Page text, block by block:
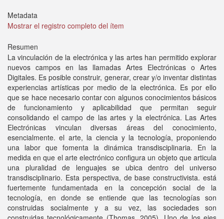
Metadata
Mostrar el registro completo del ítem
Resumen
La vinculación de la electrónica y las artes han permitido explorar
nuevos campos en las llamadas Artes Electrónicas o Artes
Digitales. Es posible construir, generar, crear y/o inventar distintas
experiencias artísticas por medio de la electrónica. Es por ello
que se hace necesario contar con algunos conocimientos básicos
de funcionamiento y aplicabilidad que permitan seguir
consolidando el campo de las artes y la electrónica. Las Artes
Electrónicas vinculan diversas áreas del conocimiento,
esencialmente. el arte, la ciencia y la tecnología, proponiendo
una labor que fomenta la dinámica transdisciplinaria. En la
medida en que el arte electrónico configura un objeto que articula
una pluralidad de lenguajes se ubica dentro del universo
transdisciplinario. Esta perspectiva, de base constructivista. está
fuertemente fundamentada en la concepción social de la
tecnología, en donde se entiende que las tecnologías son
construidas socialmente y a su vez, las sociedades son